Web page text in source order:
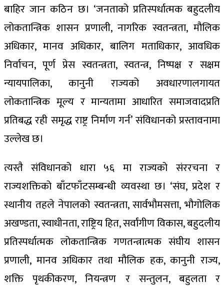
बाहिर जान कठिन छ। ‘जनताको प्रतिस्पर्धात्मक बहुदलीय
लोकतान्त्रिक शासन प्रणाली, नागरिक स्वतन्त्रता, मौलिक
अधिकार, मानव अधिकार, बालिग मताधिकार, आवधिक
निर्वाचन, पूर्ण प्रेस स्वतन्त्रता, स्वतन्त्र, निष्पक्ष र सक्षम
न्यायपालिका, कानुनी राज्यको अवधारणालगायत
लोकतान्त्रिक मूल्य र मान्यतामा आधारित समाजवादप्रति
प्रतिबद्ध रही समृद्ध राष्ट्र निर्माण गर्न’ संविधानको प्रस्तावनामा
उल्लेख छ।
त्यस्तै संविधानको धारा ५६ मा राज्यको संररचना र
राज्यशक्तिको बाँटफाँटसम्बन्धी व्यवस्था छ। ‘संघ, प्रदेश र
स्थानीय तहले नेपालको स्वतन्त्रता, सार्वभौमसत्ता, भौगोलिक
अखण्डता, स्वाधीनता, राष्ट्रिय हित, सर्वांगीण विकास, बहुदलीय
प्रतिस्पर्धात्मक लोकतान्त्रिक गणतन्त्रात्मक संघीय शासन
प्रणाली, मानव अधिकार तथा मौलिक हक, कानुनी राज्य,
शक्ति पृथकीकरण, नियन्त्रण र सन्तुलन, बहुलता र